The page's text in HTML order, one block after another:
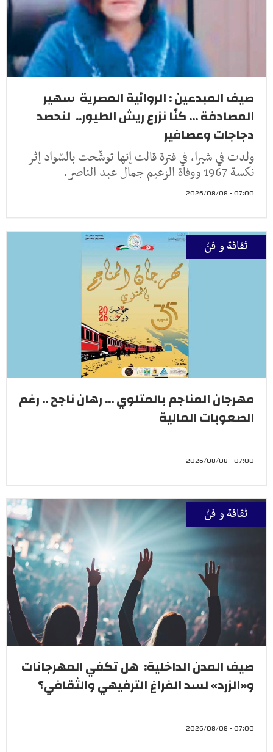
صيف المبدعين : الروائية المصرية سهير
المصادفة ... كنّا نزرع ريش الطيور.. لنحصد
دجاجات وعصافير
ولدت في شبرا، في فترة قالت إنها توشّحت بالسّواد إثر
نكسة 1967 ووفاة الزعيم جمال عبد الناصر.
07:00 - 2026/08/08
ثقافة و فنّ
مهرجان المناجم بالمتلوي ... رهان ناجح .. رغم
الصعوبات المالية
07:00 - 2026/08/08
ثقافة و فنّ
صيف المدن الداخلية: هل تكفي المهرجانات
و«الزرد» لسد الفراغ الترفيهي والثقافي؟
07:00 - 2026/08/08